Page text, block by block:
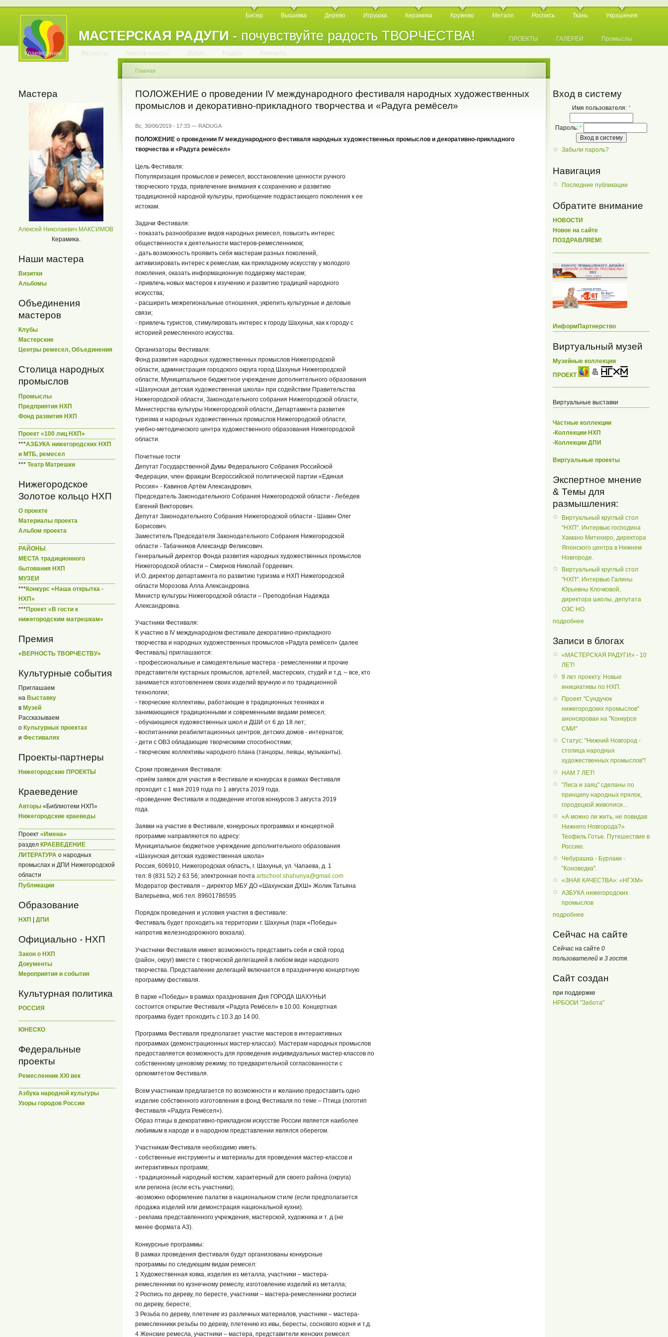
МАСТЕРСКАЯ РАДУГИ - почувствуйте радость ТВОРЧЕСТВА!
Бисер Вышивка Дерево Игрушка Керамика Кружево Металл Роспись Ткань Украшения
. . . . . . . . . . . . . . . . . . . . . . . . . ПРОЕКТЫ ГАЛЕРЕИ Промыслы
Краеведение Эксперты Мастер-классы Добро Радуга Контакты
Мастера
Алексей Николаевич МАКСИМОВ
Керамика.
Наши мастера
Визитки
Альбомы
Объединения
мастеров
Клубы
Мастерские
Центры ремесел, Объединения
Столица народных
промыслов
Промыслы
Предприятия НХП
Фонд развития НХП
Проект «100 лиц НХП»
***АЗБУКА нижегородских НХП
и МТБ, ремесел
*** Театр Матрешки
Нижегородское
Золотое кольцо НХП
О проекте
Материалы проекта
Альбом проекта
РАЙОНЫ
МЕСТА традиционного
бытования НХП
МУЗЕИ
***Конкурс «Наша открытка -
НХП»
***Проект «В гости к
нижегородским матрешкам»
Премия
«ВЕРНОСТЬ ТВОРЧЕСТВУ»
Культурные события
Приглашаем
на Выставку
в Музей
Рассказываем
о Культурных проектах
и Фестивалях
Проекты-партнеры
Нижегородские ПРОЕКТЫ
Краеведение
Авторы «Библиотеки НХП»
Нижегородские краеведы
Проект «Имена»
раздел КРАЕВЕДЕНИЕ
ЛИТЕРАТУРА о народных
промыслах и ДПИ Нижегородской
области
Публикации
Образование
НХП ДПИ
Официально - НХП
Закон о НХП
Документы
Мероприятия и события
Культурная политика
РОССИЯ
ЮНЕСКО
Федеральные
проекты
Ремесленник XXI век
Азбука народной культуры
Узоры городов России
Главная
ПОЛОЖЕНИЕ о проведении IV международного фестиваля народных художественных
промыслов и декоративно-прикладного творчества и «Радуга ремёсел»
Вс, 30/06/2019 - 17:33 — RADUGA
ПОЛОЖЕНИЕ о проведении IV международного фестиваля народных художественных промыслов и декоративно-прикладного
творчества и «Радуга ремёсел»
Цель Фестиваля:
Популяризация промыслов и ремесел, восстановление ценности ручного
творческого труда, привлечение внимания к сохранению и развитию
традиционной народной культуры, приобщение подрастающего поколения к ее
истокам.
Задачи Фестиваля:
- показать разнообразие видов народных ремесел, повысить интерес
общественности к деятельности мастеров-ремесленников;
- дать возможность проявить себя мастерам разных поколений,
активизировать интерес к ремеслам, как прикладному искусству у молодого
поколения, оказать информационную поддержку мастерам;
- привлечь новых мастеров к изучению и развитию традиций народного
искусства;
- расширить межрегиональные отношения, укрепить культурные и деловые
связи;
- привлечь туристов, стимулировать интерес к городу Шахунья, как к городу с
историей ремесленного искусства.
Организаторы Фестиваля:
Фонд развития народных художественных промыслов Нижегородской
области, администрация городского округа город Шахунья Нижегородской
области, Муниципальное бюджетное учреждение дополнительного образования
«Шахунская детская художественная школа» при содействии Правительства
Нижегородской области, Законодательного собрания Нижегородской области,
Министерства культуры Нижегородской области, Департамента развития
туризма и народных художественных промыслов Нижегородской области,
учебно-методического центра художественного образования Нижегородской
области.
Почетные гости
Депутат Государственной Думы Федерального Собрания Российской
Федерации, член фракции Всероссийской политической партии «Единая
Россия» - Кавинов Артём Александрович.
Председатель Законодательного Собрания Нижегородской области - Лебедев
Евгений Викторович.
Депутат Законодательного Собрания Нижегородской области - Шавин Олег
Борисович.
Заместитель Председателя Законодательного Собрания Нижегородской
области - Табачников Александр Феликсович.
Генеральный директор Фонда развития народных художественных промыслов
Нижегородской области – Смирнов Николай Гордеевич.
И.О. директор департамента по развитию туризма и НХП Нижегородской
области Морозова Алла Александровна.
Министр культуры Нижегородской области – Преподобная Надежда
Александровна.
Участники Фестиваля:
К участию в IV международном фестивале декоративно-прикладного
творчества и народных художественных промыслов «Радуга ремёсел» (далее
Фестиваль) приглашаются:
- профессиональные и самодеятельные мастера - ремесленники и прочие
представители кустарных промыслов, артелей, мастерских, студий и т.д. – все, кто
занимается изготовлением своих изделий вручную и по традиционной
технологии;
- творческие коллективы, работающие в традиционных техниках и
занимающиеся традиционными и современными видами ремесел;
- обучающиеся художественных школ и ДШИ от 6 до 18 лет;
- воспитанники реабилитационных центров, детских домов - интернатов;
- дети с ОВЗ обладающие творческими способностями;
- творческие коллективы народного плана (танцоры, певцы, музыканты).
Сроки проведения Фестиваля:
-приём заявок для участия в Фестивале и конкурсах в рамках Фестиваля
проходит с 1 мая 2019 года по 1 августа 2019 года.
-проведение Фестиваля и подведение итогов конкурсов 3 августа 2019
года.
Заявки на участие в Фестивале, конкурсных программах и концертной
программе направляются по адресу:
Муниципальное бюджетное учреждение дополнительного образования
«Шахунская детская художественная школа»
Россия, 606910, Нижегородская область, г. Шахунья, ул. Чапаева, д. 1
тел: 8 (831 52) 2 63 56; электронная почта artschool.shahunya@gmail.com
Модератор фестиваля – директор МБУ ДО «Шахунская ДХШ» Жолик Татьяна
Валерьевна, моб.тел. 89601786595
Порядок проведения и условия участия в фестивале:
Фестиваль будет проходить на территории г. Шахунья (парк «Победы»
напротив железнодорожного вокзала).
Участники Фестиваля имеют возможность представить себя и свой город
(район, округ) вместе с творческой делегацией в любом виде народного
творчества. Представление делегаций включается в праздничную концертную
программу фестиваля.
В парке «Победы» в рамках празднования Дня ГОРОДА ШАХУНЬИ
состоится открытие Фестиваля «Радуга Ремёсел» в 10.00. Концертная
программа будет проходить с 10.3 до 14.00.
Программа Фестиваля предполагает участие мастеров в интерактивных
программах (демонстрационных мастер-классах). Мастерам народных промыслов
предоставляется возможность для проведения индивидуальных мастер-классов по
собственному ценовому режиму, по предварительной согласованности с
оргкомитетом Фестиваля.
Всем участникам предлагается по возможности и желанию предоставить одно
изделие собственного изготовления в фонд Фестиваля по теме – Птица (логотип
Фестиваля «Радуга Ремёсел»).
Образ птицы в декоративно-прикладном искусстве России является наиболее
любимым в народе и в народном представлении являлся оберегом.
Участникам Фестиваля необходимо иметь:
- собственные инструменты и материалы для проведения мастер-классов и
интерактивных программ;
- традиционный народный костюм, характерный для своего района (округа)
или региона (если есть участники);
-возможно оформление палатки в национальном стиле (если предполагается
продажа изделий или демонстрация национальной кухни).
- реклама представленного учреждения, мастерской, художника и т. д (не
менее формата А3).
Конкурсные программы:
В рамках проведения фестиваля будут организованы конкурсные
программы по следующим видам ремесел:
1 Художественная ковка, изделия из металла, участники – мастера-
ремесленники по кузнечному ремеслу, изготовлению изделий из металла;
2 Роспись по дереву, по бересте, участники – мастера-ремесленники росписи
по дереву, бересте;
3 Резьба по дереву, плетение из различных материалов, участники – мастера-
ремесленники резьбы по дереву, плетению из ивы, бересты, соснового корня и т.д.
4 Женские ремесла, участники – мастера, представители женских ремесел:
Вход в систему
Имя пользователя: *
Пароль: *
Забыли пароль?
Навигация
Последние публикации
Обратите внимание
НОВОСТИ
Новое на сайте
ПОЗДРАВЛЯЕМ!
ИнформПартнерство
Виртуальный музей
Музейные коллекции
ПРОЕКТ
Виртуальные выставки
Частные коллекции
-Коллекции НХП
-Коллекции ДПИ
Виртуальные проекты
Экспертное мнение
& Темы для
размышления:
Виртуальный круглый стол
"НХП". Интервью господина
Хамано Митихиро, директора
Японского центра в Нижнем
Новгороде.
Виртуальный круглый стол
"НХП". Интервью Галины
Юрьевны Клочковой,
директора школы, депутата
ОЗС НО.
подробнее
Записи в блогах
«МАСТЕРСКАЯ РАДУГИ» - 10
ЛЕТ!
9 лет проекту. Новые
инициативы по НХП.
Проект "Сундучок
нижегородских промыслов"
анонсирован на "Конкурсе
СМИ"
Статус: "Нижний Новгород -
столица народных
художественных промыслов"!
НАМ 7 ЛЕТ!
"Лиса и заяц" сделаны по
принципу народных прялок,
городецкой живописи...
«А можно ли жить, не повидав
Нижнего Новгорода?»
Теофиль Готье. Путешествие в
Россию.
Чебурашка - Бурлаки -
"Коноводка".
«ЗНАК КАЧЕСТВА»: «НГХМ»
АЗБУКА нижегородских
промыслов
подробнее
Сейчас на сайте
Сейчас на сайте 0
пользователей и 3 гостя
Сайт создан
при поддержке
НРБООИ "Забота"